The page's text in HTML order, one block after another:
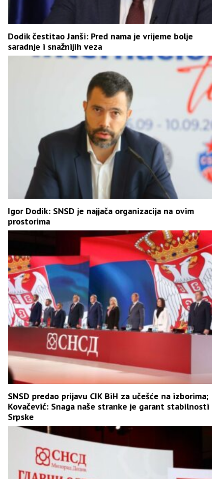
Dodik čestitao Janši: Pred nama je vrijeme bolje
saradnje i snažnijih veza
Igor Dodik: SNSD je najjača organizacija na ovim
prostorima
SNSD predao prijavu CIK BiH za učešće na izborima;
Kovačević: Snaga naše stranke je garant stabilnosti
Srpske